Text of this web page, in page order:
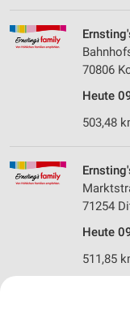
70806
Heute
503,48
71254
Heute
511,85